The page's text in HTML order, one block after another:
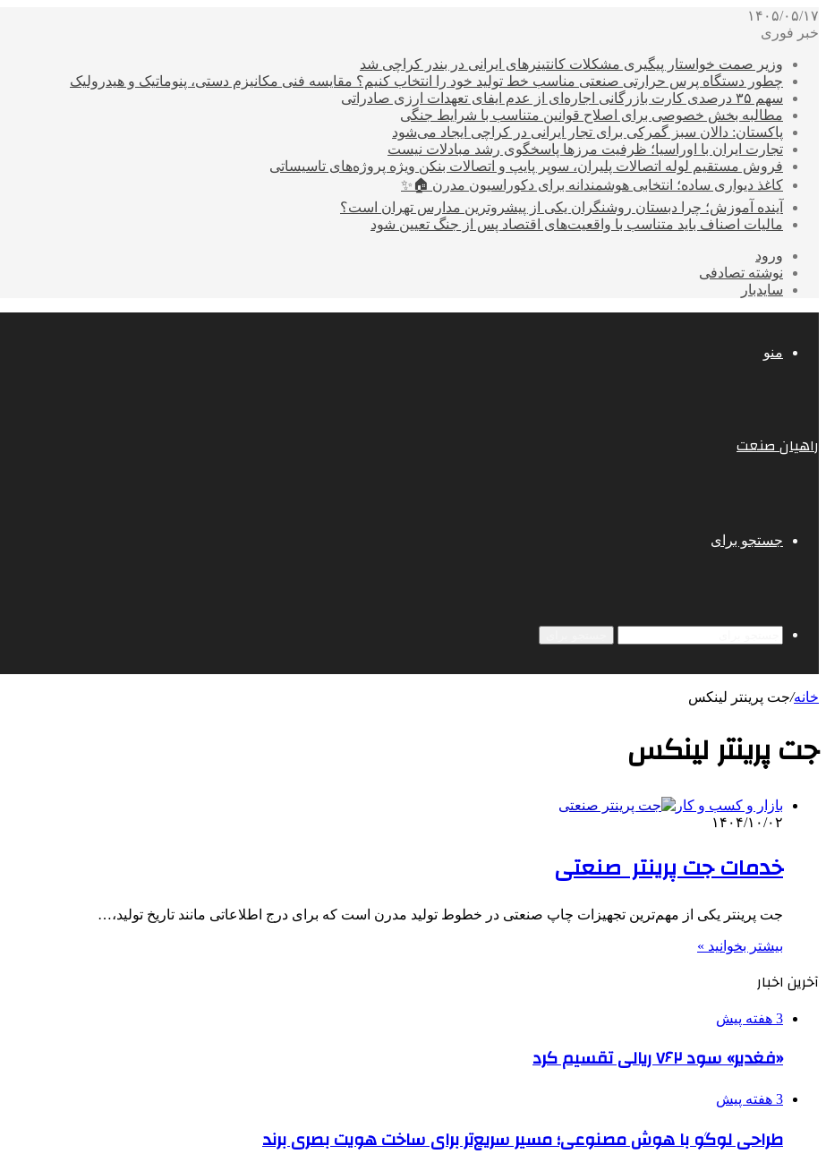
۱۴۰۵/۰۵/۱۷
خبر فوری
وزیر صمت خواستار پیگیری مشکلات کانتینرهای ایرانی در بندر کراچی شد
چطور دستگاه پرس حرارتی صنعتی مناسب خط تولید خود را انتخاب کنیم؟ مقایسه فنی مکانیزم دستی، پنوماتیک و هیدرولیک
سهم ۳۵ درصدی کارت بازرگانی اجاره‌ای از عدم ایفای تعهدات ارزی صادراتی
مطالبه بخش خصوصی برای اصلاح قوانین متناسب با شرایط جنگی
پاکستان: دالان سبز گمرکی برای تجار ایرانی در کراچی ایجاد می‌شود
تجارت ایران با اوراسیا؛ ظرفیت مرزها پاسخگوی رشد مبادلات نیست
فروش مستقیم لوله اتصالات پلیران، سوپر پایپ و اتصالات بنکن ویژه پروژه‌های تاسیساتی
کاغذ دیواری ساده؛ انتخابی هوشمندانه برای دکوراسیون مدرن 🏠✨
آینده آموزش؛ چرا دبستان روشنگران یکی از پیشروترین مدارس تهران است؟
مالیات اصناف باید متناسب با واقعیت‌های اقتصاد پس از جنگ تعیین شود
ورود
نوشته تصادفی
سایدبار
منو
راهیان صنعت
جستجو برای
خانه/جت پرینتر لینکس
جت پرینتر لینکس
بازار و کسب و کار
۱۴۰۴/۱۰/۰۲
خدمات جت پرینتر صنعتی
جت پرینتر یکی از مهم‌ترین تجهیزات چاپ صنعتی در خطوط تولید مدرن است که برای درج اطلاعاتی مانند تاریخ تولید،…
بیشتر بخوانید »
آخرین اخبار
3 هفته پیش
«فغدیر» سود ۷۶۲ ریالی تقسیم کرد
3 هفته پیش
طراحی لوگو با هوش مصنوعی؛ مسیر سریع‌تر برای ساخت هویت بصری برند